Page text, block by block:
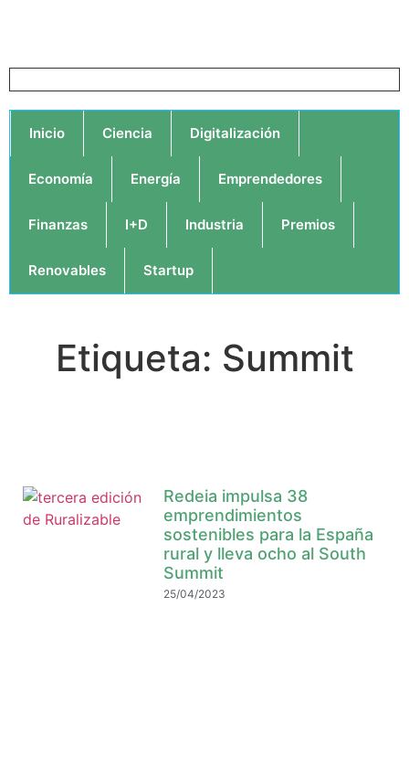
Inicio Ciencia Digitalización
Economía Energía Emprendedores
Finanzas I+D Industria Premios
Renovables Startup
Etiqueta: Summit
Redeia impulsa 38
emprendimientos
sostenibles para la España
rural y lleva ocho al South
Summit
25/04/2023